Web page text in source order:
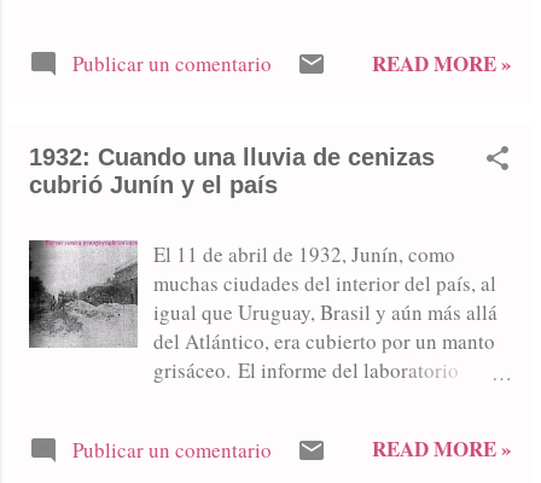
Francesa de Socorros Mutuos, Sociedad
"Instituciones piadosas", Cosmopolita de
Trabajadores, Sociedad Comercio e
Comercio, Liga Agrícola Ganadera,
Centro Juventud Estudiosa, Centro
Asturiano, Sociedad Patronal de
Peluqueros, Sarmiento Foot-Ball Club.
Publicar un comentario READ MORE »
1932: Cuando una lluvia de cenizas
cubrió Junín y el país
El 11 de abril de 1932, Junín, como
muchas ciudades del interior del país, al
igual que Uruguay, Brasil y aún más allá
del Atlántico, era cubierto por un manto
grisáceo. El informe del laboratorio
Publicar un comentario
READ MORE »